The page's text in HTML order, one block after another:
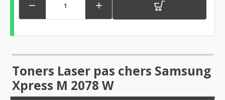
 
Toners Laser pas chers Samsung
Xpress M 2078 W